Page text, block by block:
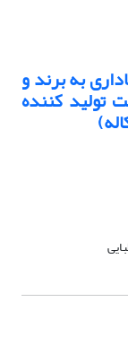
به برند و
تولید کننده